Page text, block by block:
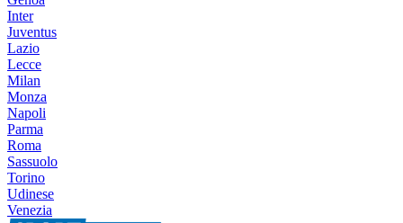
Inter
Juventus
Lazio
Lecce
Milan
Monza
Napoli
Parma
Roma
Sassuolo
Torino
Udinese
Venezia